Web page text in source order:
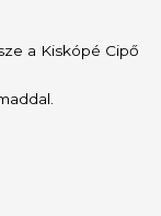
a Kiskópé Cipő